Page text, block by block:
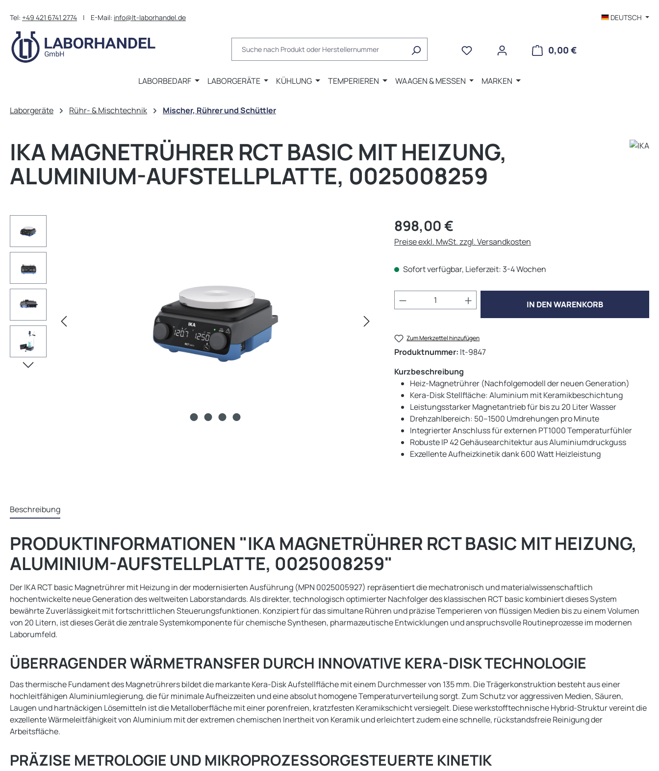
Tel: +49 421 6741 2774 | E-Mail: info@lt-laborhandel.de DEUTSCH
0,00 €WARENKORB
LABORBEDARF LABORGERÄTE KÜHLUNG TEMPERIEREN WAAGEN & MESSEN MARKEN
Laborgeräte Rühr- & Mischtechnik Mischer, Rührer und Schüttler
IKA MAGNETRÜHRER RCT BASIC MIT HEIZUNG,
ALUMINIUM-AUFSTELLPLATTE, 0025008259
Regulärer Preis:
898,00 €
Preise exkl. MwSt. zzgl. Versandkosten
Sofort verfügbar, Lieferzeit: 3-4 Wochen
Produkt Anzahl: Gib den gewünschten Wert
IN DEN WARENKORB
Zum Merkzettel hinzufügen
Produktnummer: lt-9847
Kurzbeschreibung
Heiz-Magnetrührer (Nachfolgemodell der neuen Generation)
Kera-Disk Stellfläche: Aluminium mit Keramikbeschichtung
Leistungsstarker Magnetantrieb für bis zu 20 Liter Wasser
Drehzahlbereich: 50–1500 Umdrehungen pro Minute
Integrierter Anschluss für externen PT1000 Temperaturfühler
Robuste IP 42 Gehäusearchitektur aus Aluminiumdruckguss
Exzellente Aufheizkinetik dank 600 Watt Heizleistung
Beschreibung
PRODUKTINFORMATIONEN "IKA MAGNETRÜHRER RCT BASIC MIT HEIZUNG,
ALUMINIUM-AUFSTELLPLATTE, 0025008259"
Der IKA RCT basic Magnetrührer mit Heizung in der modernisierten Ausführung (MPN 0025005927) repräsentiert die mechatronisch und materialwissenschaftlich
hochentwickelte neue Generation des weltweiten Laborstandards. Als direkter, technologisch optimierter Nachfolger des klassischen RCT basic kombiniert dieses System
bewährte Zuverlässigkeit mit fortschrittlichen Steuerungsfunktionen. Konzipiert für das simultane Rühren und präzise Temperieren von flüssigen Medien bis zu einem Volumen
von 20 Litern, ist dieses Gerät die zentrale Systemkomponente für chemische Synthesen, pharmazeutische Entwicklungen und anspruchsvolle Routineprozesse im modernen
Laborumfeld.
ÜBERRAGENDER WÄRMETRANSFER DURCH INNOVATIVE KERA-DISK TECHNOLOGIE
Das thermische Fundament des Magnetrührers bildet die markante Kera-Disk Aufstellfläche mit einem Durchmesser von 135 mm. Die Trägerkonstruktion besteht aus einer
hochleitfähigen Aluminiumlegierung, die für minimale Aufheizzeiten und eine absolut homogene Temperaturverteilung sorgt. Zum Schutz vor aggressiven Medien, Säuren,
Laugen und hartnäckigen Lösemitteln ist die Metalloberfläche mit einer porenfreien, kratzfesten Keramikschicht versiegelt. Diese werkstofftechnische Hybrid-Struktur vereint die
exzellente Wärmeleitfähigkeit von Aluminium mit der extremen chemischen Inertheit von Keramik und erleichtert zudem eine schnelle, rückstandsfreie Reinigung der
Arbeitsfläche.
PRÄZISE METROLOGIE UND MIKROPROZESSORGESTEUERTE KINETIK